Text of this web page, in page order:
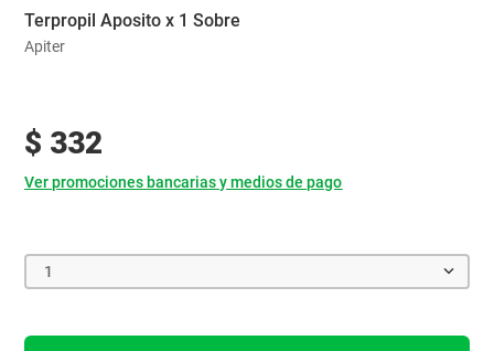
Terpropil Aposito x 1 Sobre
Apiter
$ 332
Ver promociones bancarias y medios de pago
1